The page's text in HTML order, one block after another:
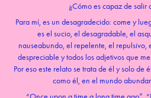
¿Cómo es capaz de salir
Para mí, es un desagradecido: come y
es el sucio, el desagradable, el
nauseabundo, el repelente, el
despreciable y todos los adjetivos que
Por eso este relato se trata de él y solo de
como él, en el mundo